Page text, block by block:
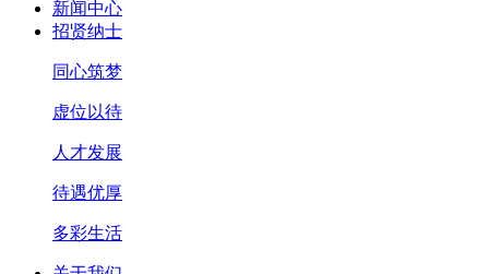
新闻中心
招贤纳士
同心筑梦
虚位以待
人才发展
待遇优厚
多彩生活